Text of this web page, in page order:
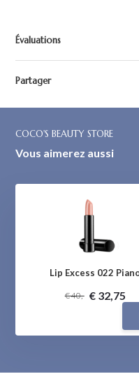
Évaluations
Partager
COCO'S BEAUTY STORE
Vous aimerez aussi
Lip Excess 022
€ 40,- € 32,75